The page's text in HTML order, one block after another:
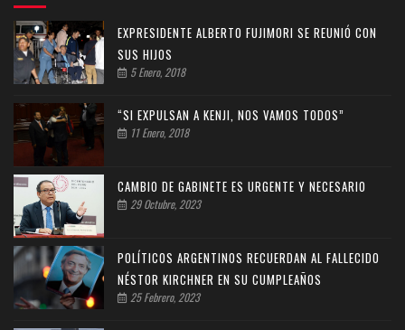
EXPRESIDENTE ALBERTO FUJIMORI SE REUNIÓ CON
SUS HIJOS
5 Enero, 2018
“SI EXPULSAN A KENJI, NOS VAMOS TODOS”
11 Enero, 2018
CAMBIO DE GABINETE ES URGENTE Y NECESARIO
29 Octubre, 2023
POLÍTICOS ARGENTINOS RECUERDAN AL FALLECIDO
NÉSTOR KIRCHNER EN SU CUMPLEAÑOS
25 Febrero, 2023